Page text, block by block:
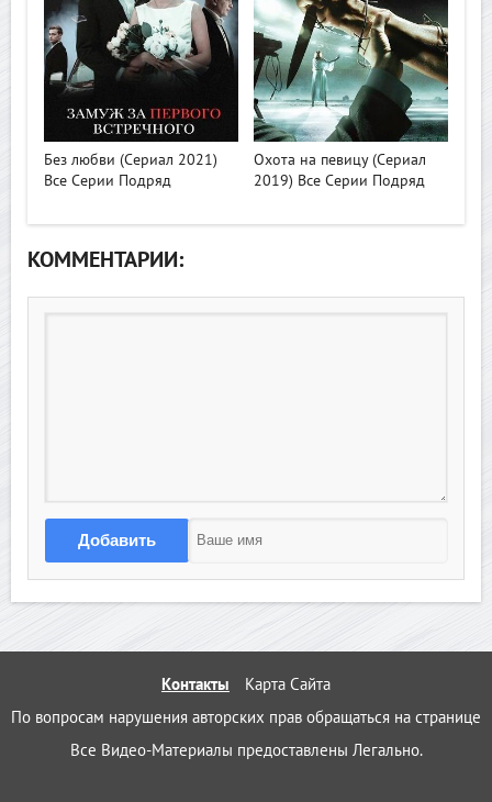
Без любви (Сериал 2021)
Все Серии Подряд
>
Охота на певицу (Сериал
2019) Все Серии Подряд
КОММЕНТАРИИ:
Добавить
Контакты
Карта Сайта
По вопросам нарушения авторских прав обращаться на странице
Все Видео-Материалы предоставлены Легально.